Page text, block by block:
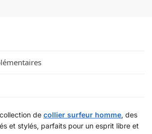
de collier surfeur homme, des
et stylés, parfaits pour un esprit libre et